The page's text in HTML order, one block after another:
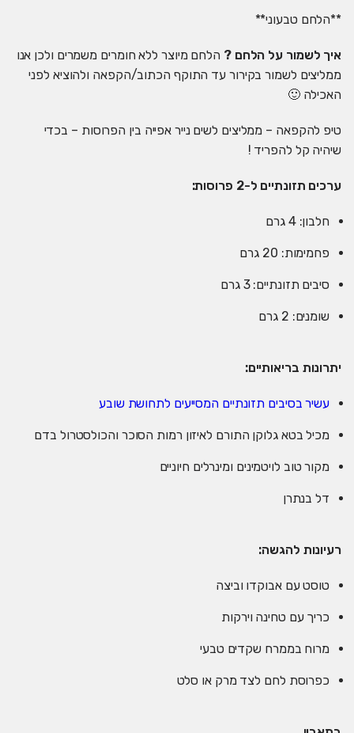
**הלחם טבעוני**
איך לשמור על הלחם ? הלחם מיוצר ללא חומרים משמרים ולכן אנו
ממליצים לשמור בקירור עד התוקף הכתוב/הקפאה ולהוציא לפני
האכילה 🙂
טיפ להקפאה – ממליצים לשים נייר אפייה בין הפרוסות – בכדי
שיהיה קל להפריד !
ערכים תזונתיים ל-2 פרוסות:
חלבון: 4 גרם
פחמימות: 20 גרם
סיבים תזונתיים: 3 גרם
שומנים: 2 גרם
יתרונות בריאותיים:
עשיר בסיבים תזונתיים המסייעים לתחושת שובע
מכיל בטא גלוקן התורם לאיזון רמות הסוכר והכולסטרול בדם
מקור טוב לויטמינים ומינרלים חיוניים
דל בנתרן
רעיונות להגשה:
טוסט עם אבוקדו וביצה
כריך עם טחינה וירקות
מרוח בממרח שקדים טבעי
כפרוסת לחם לצד מרק או סלט